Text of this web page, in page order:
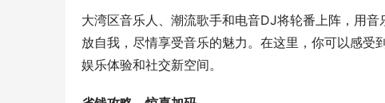
大湾区音乐人、潮流歌手和电音DJ将轮番上阵，用
放自我，尽情享受音乐的魅力。在这里，你可以感
娱乐体验和社交新空间。